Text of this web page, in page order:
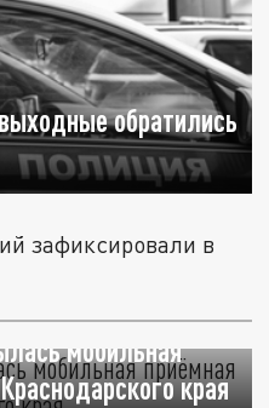
обратились
зафиксировали в
мобильная
края